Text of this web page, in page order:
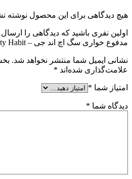
هیچ دیدگاهی برای این محصول نوشته
اولین نفری باشید که دیدگاهی را
مدفوع خواری سگ اچ اند جی – H&J Nasty Habit”
نشانی ایمیل شما منتشر نخواهد شد.
علامت‌گذاری شده‌اند *
امتیاز شما *
دیدگاه شما *